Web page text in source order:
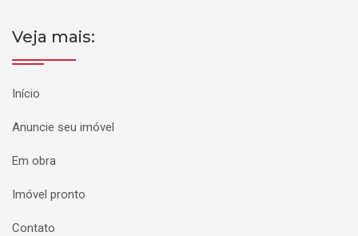
Veja mais:
Início
Anuncie seu imóvel
Em obra
Imóvel pronto
Contato